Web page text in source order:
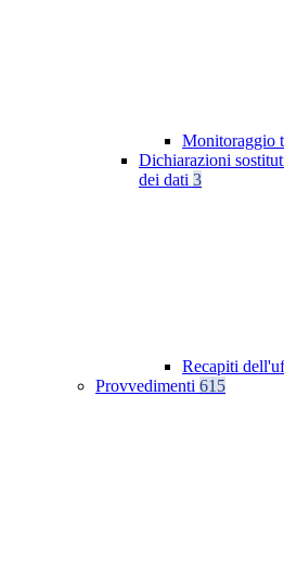
Monitoraggio
Dichiarazioni
dei dati 3
Recapiti
Provvedimenti 615